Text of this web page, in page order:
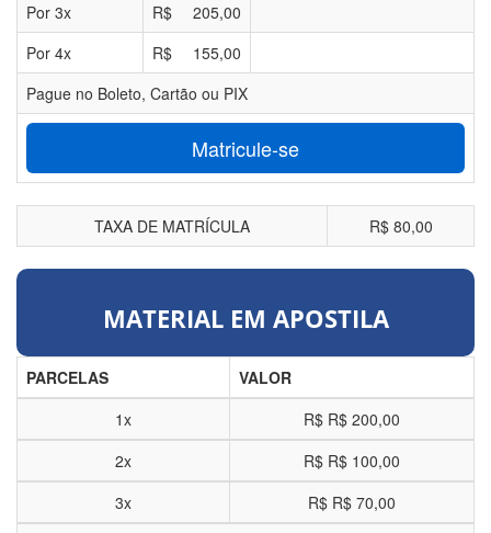
Por 3x R$
205,00
Por 4x R$
155,00
Pague no Boleto, Cartão ou PIX
Matricule-se
TAXA DE MATRÍCULA R$ 80,00
MATERIAL EM APOSTILA
PARCELAS
VALOR
1x
R$ R$ 200,00
2x
R$ R$ 100,00
3x
R$ R$ 70,00